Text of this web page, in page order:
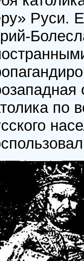
Руси.
по